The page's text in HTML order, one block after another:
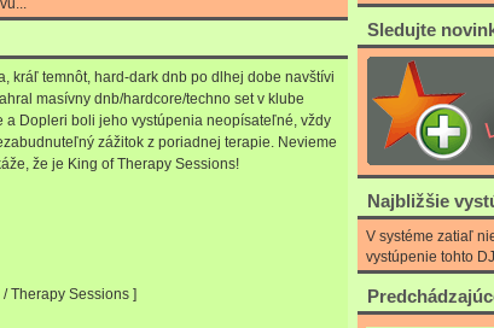
kráľ temnôt, hard-dark dnb po dlhej dobe navštívi
masívny dnb/hardcore/techno set v klube
a Dopleri boli jeho vystúpenia neopísateľné, vždy
zážitok z poriadnej terapie. Nevieme
že je King of Therapy Sessions!
Therapy Sessions ]
Sledujte
Najbližšie
V systéme zatiaľ
vystúpenie tohto